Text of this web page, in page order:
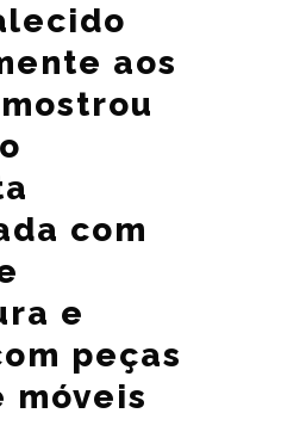
aos
com
e
peças
móveis